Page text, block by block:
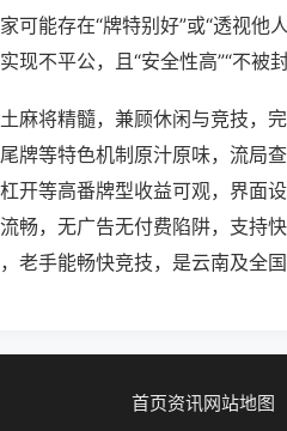
可能存在“牌特别好”或“透视他
不平公，且“安全性高”“不被封
麻将精髓，兼顾休闲与竞技，
牌等特色机制原汁原味，流局
开等高番牌型收益可观，界面
畅，无广告无付费陷阱，支持
老手能畅快竞技，是云南及全
首页资讯网站地图